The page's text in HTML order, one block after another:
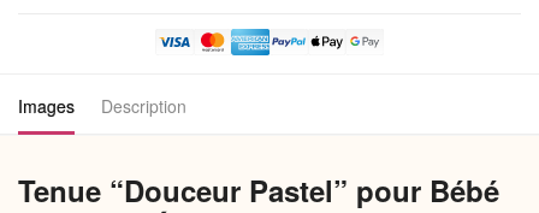
Images Description
Tenue “Douceur Pastel” pour Bébé